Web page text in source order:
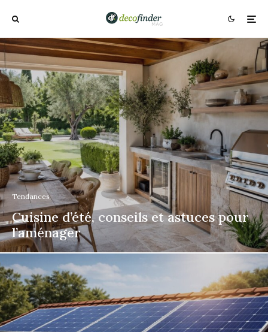
Tendances
Cuisine d’été, conseils et astuces pour
l’aménager